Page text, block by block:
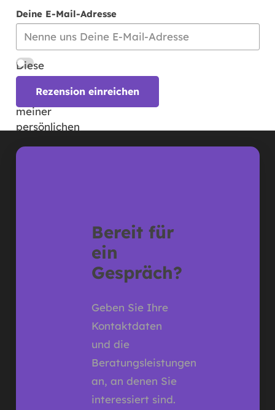
Deine E-Mail-Adresse
Diese
Bewertung
basiert auf
meiner
persönlichen
und
Rezension einreichen
Bereit für
ein
Gespräch?
Geben Sie Ihre
Kontaktdaten
und die
Beratungsleistungen
an, an denen Sie
interessiert sind.